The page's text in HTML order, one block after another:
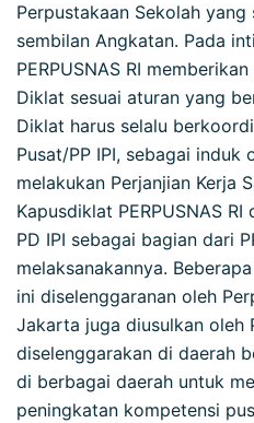
Perpustakaan Sekolah yang
sembilan Angkatan. Pada
PERPUSNAS RI
Diklat sesuai aturan yang
Diklat harus selalu
Pusat/PP IPI, sebagai induk
melakukan Perjanjian Kerja
Kapusdiklat PERPUSNAS RI
PD IPI sebagai bagian dari
melaksanakannya.
ini diselenggaranan oleh
Jakarta juga diusulkan oleh
diselenggarakan di daerah
di berbagai daerah untuk
peningkatan kompetensi